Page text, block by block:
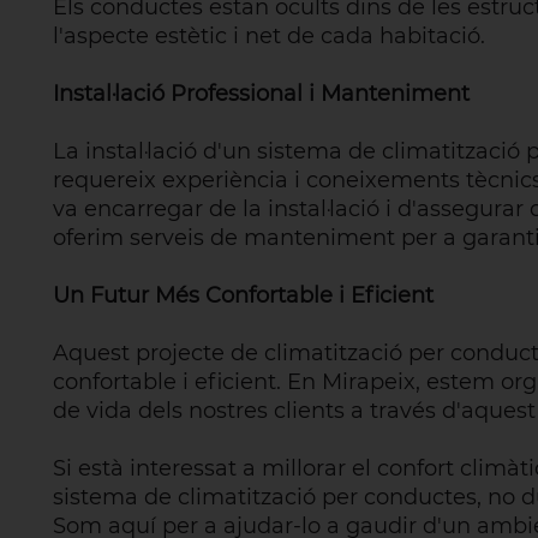
Els conductes estan ocults dins de les
l'aspecte estètic i net de cada habitació.
Instal·lació Professional i Manteniment
La instal·lació d'un sistema de
requereix experiència i coneixements
va encarregar de la instal·lació i
oferim serveis de manteniment per a
Un Futur Més Confortable i Eficient
Aquest projecte de climatització per
confortable i eficient. En Mirapeix, estem
de vida dels nostres clients a través
Si està interessat a millorar el confort
sistema de climatització per conductes, no
Som aquí per a ajudar-lo a gaudir d'un